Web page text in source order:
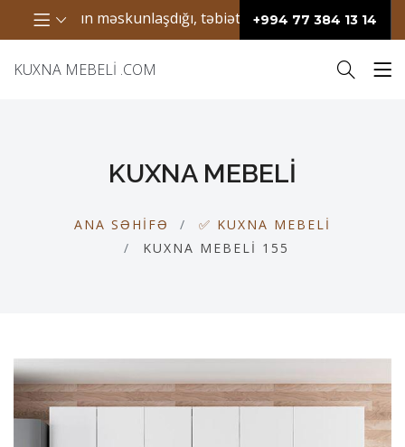
məskunlaşdığı, təbiəti ilə seçilən bir ərazidir.
+994 77 384 13 14
KUXNA MEBELI .COM
KUXNA MEBELI
ANA SƏHIFƏ
✅ KUXNA MEBELI
KUXNA MEBELI 155